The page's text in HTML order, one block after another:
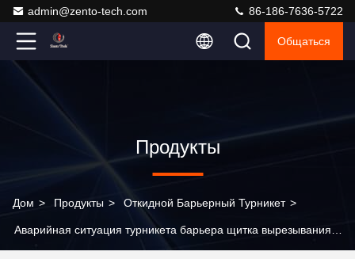
admin@zento-tech.com 86-186-7636-5722
Общаться
Продукты
Дом > Продукты > Откидной Барьерный Турникет >
Аварийная ситуация турникета барьера щитка вырезывания